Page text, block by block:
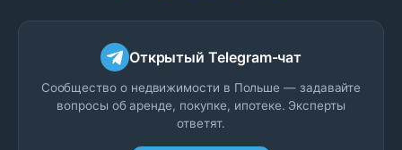
Открытый Telegram-чат
Сообщество о недвижимости в Польше — задавайте
вопросы об аренде, покупке, ипотеке. Эксперты
ответят.